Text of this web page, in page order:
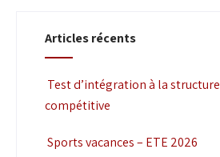
Articles récents
Test d’intégration à la structure
compétitive
Sports vacances – ETE 2026